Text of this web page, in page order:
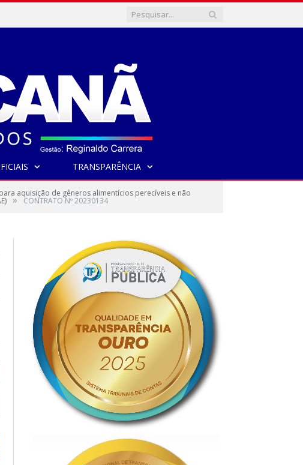
TRANSPARÊNCIA
aquisição de gêneros alimentícios perecíveis e não
» CONTRATO Nº 20230134